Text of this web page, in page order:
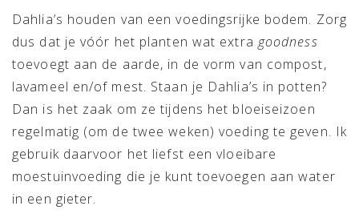
Dahlia’s houden van een voedingsrijke bodem. Zorg
dus dat je vóór het planten wat extra goodness
toevoegt aan de aarde, in de vorm van compost,
lavameel en/of mest. Staan je Dahlia’s in potten?
Dan is het zaak om ze tijdens het bloeiseizoen
regelmatig (om de twee weken) voeding te geven. Ik
gebruik daarvoor het liefst een vloeibare
moestuinvoeding die je kunt toevoegen aan water
in een gieter.